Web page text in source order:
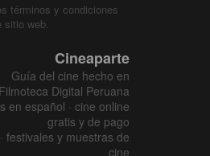
términos y condiciones
sitio web.
Cineaparte
Guía del cine hecho en
Digital Peruana
en español · cine online
gratis y de pago
festivales y muestras de
cine